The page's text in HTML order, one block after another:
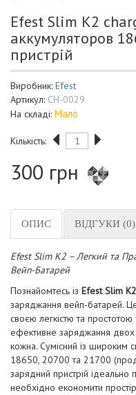
Efest Slim K2
аккумуляторов
пристрій
Виробник: Efest
Артикул: CH-0029
На складі: Мало
Кількість:
300 грн
ОПИС ВІДГУКИ (0)
Efest Slim K2 – Легкий та
Вейп-Батарей
Познайомтесь із Efest Slim K2
заряджання вейп-батарей.
своєю легкістю та
ефективне заряджання
кожна. Сумісний із широким
18650, 20700 та 21700
зарядний пристрій ідеально
необхідно економити